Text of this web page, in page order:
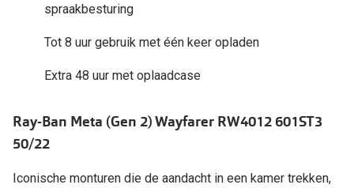
Bril online kopen in maar 4 stappen
Soorten brillenglazen
Bril online passen
Meekleurende glazen
Nachtbril
Alles over brillen
spraakbesturing
Tot 8 uur gebruik met één keer opladen
Extra 48 uur met oplaadcase
Ray-Ban Meta (Gen 2) Wayfarer RW4012 601ST3
50/22
Iconische monturen die de aandacht in een kamer trekken,